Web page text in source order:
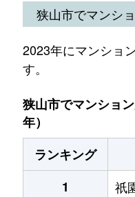
狭山市でマンシ
2023年にマンショ
す。
狭山市でマンショ
年）
ランキング
1
祇